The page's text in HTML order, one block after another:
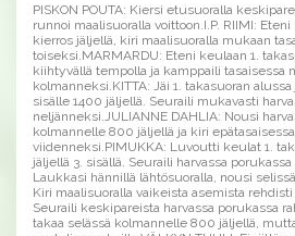
PISKON POUTA: Kiersi etusuoralla
runnoi maalisuoralla voittoon.I.P. RIIMI:
kierros jäljellä, kiri maalisuoralla mukaan
toiseksi.MARMARDU: Eteni keulaan 1.
kiihtyvällä tempolla ja kamppaili tasaisessa
kolmanneksi.KITTA: Jäi 1. takasuoran alussa
sisälle 1400 jäljellä. Seuraili mukavasti
neljänneksi.JULIANNE DAHLIA: Nousi
kolmannelle 800 jäljellä ja kiri
viidenneksi.PIMUKKA: Luvoutti keulat 1.
jäljellä 3. sisällä. Seuraili harvassa porukassa
Laukkasi hännillä lähtösuoralla, nousi
Kiri maalisuoralla vaikeista asemista rehdisti
Seuraili keskipareista harvassa porukassa
takaa selässä kolmannelle 800 jäljellä,